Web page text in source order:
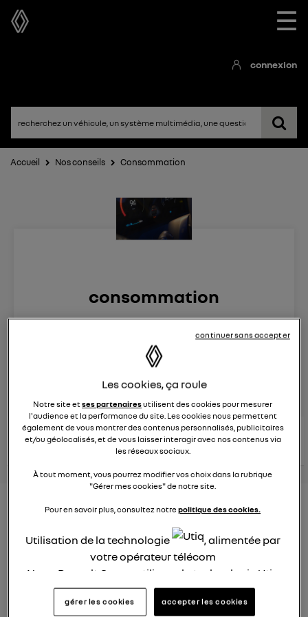
☰
connexion
Accueil Nos conseils Consommation
consommation
12:51
Véhicules
posez une question
conseils Renault
consultez les
conseils
similaires
voir tous les
conseils
Consommation carburant
voiture hybride
Ghislaine53
12:50
Bonjour
Les cookies, ça roule
Notre site etses partenairesutilisent des cookies pour mesurer
l'audience et la performance du site. Les cookies nous permettent
également de vous montrer des contenus personnalisés, publicitaires
et/ou géolocalisés, et de vous laisser interagir avec nos contenus via
les réseaux sociaux.
À tout moment, vous pourrez modifier vos choix dans la rubrique
"Gérer mes cookies" de notre site.
Pour en savoir plus, consultez notrepolitique des cookies.
Utilisation de la technologie
, alimentée par
votre opérateur télécom
Nous, Renault Group, utilisons la technologie Utiq
pour nos activités digitales (telles que décrites
dans cette notice de consentement) et liées à
gérer les cookies accepter les cookies
continuer sans accepter